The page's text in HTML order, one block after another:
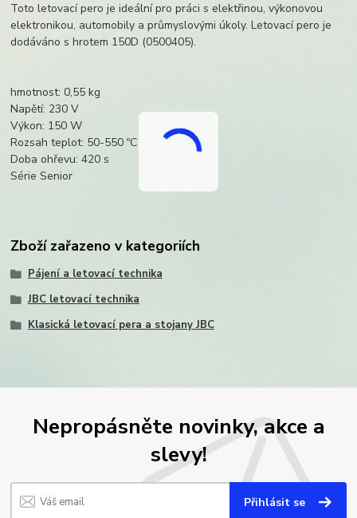
Toto letovací pero je ideální pro práci s elektřinou, výkonovou
elektronikou, automobily a průmyslovými úkoly. Letovací pero je
dodáváno s hrotem 150D (0500405).
hmotnost: 0,55 kg
Napětí: 230 V
Výkon: 150 W
Rozsah teplot: 50-550 ºC
Doba ohřevu: 420 s
Série Senior
Zboží zařazeno v kategoriích
Pájení a letovací technika
JBC letovací technika
Klasická letovací pera a stojany JBC
Nepropásněte novinky, akce a
slevy!
Přihlásit se